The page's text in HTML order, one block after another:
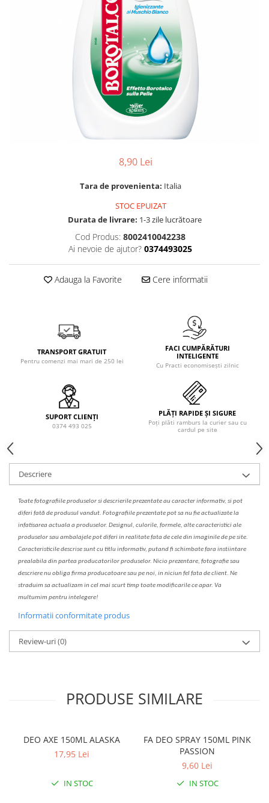
Echipamente de curăţenie
Folie aluminiu,folie alimentara
Solutie de indepartat rugina si
Lotiune de corp
Produse pentru curatarea tenului
Sapun lichid, sapun
Tratament pentru par, conditioner
pentru par, masca de par
8,90 Lei
Tara de provenienta: Italia
STOC EPUIZAT
Durata de livrare: 1-3 zile lucrătoare
Cod Produs: 8002410042238
Ai nevoie de ajutor? 0374493025
Adauga la Favorite Cere informatii
TRANSPORT GRATUIT
Pentru comenzi mai mari de 250 lei
FACI CUMPĂRĂTURI
INTELIGENTE
Cu Practi economisești zilnic
SUPORT CLIENȚI
0374 493 025
PLĂȚI RAPIDE ȘI SIGURE
Poți plăti ramburs la curier sau cu
cardul pe site
Descriere
Toate fotografiile produselorsidescrierileprezentate au caracter informativ, si pot
diferi fată de produsul vandut. Fotografiile prezentate pot sa nu fie actualizate la
infatisarea actuala a produselor. Designul, culorile, formele, alte caracteristici ale
produselor sau ambalajele pot diferi in realitate fata de cele din imaginile de pe site.
Caracteristicile descrise sunt cu titlu informativ, putand fi schimbate fara instiintare
prealabila din partea producatorilor produselor. Nicio prezentare, fotografie sau
descriere nu obliga firma producatoare sau pe noi, in niciun fel fata de client. Ne
straduim sa actualizam in cel mai scurt timp toate modificarile ce apar. Va
multumim pentru intelegere!
Informatii conformitate produs
Review-uri(0)
PRODUSE SIMILARE
DEO AXE 150ML ALASKA
17,95 Lei
IN STOC
FA DEO SPRAY 150ML PINK
PASSION
9,60 Lei
IN STOC